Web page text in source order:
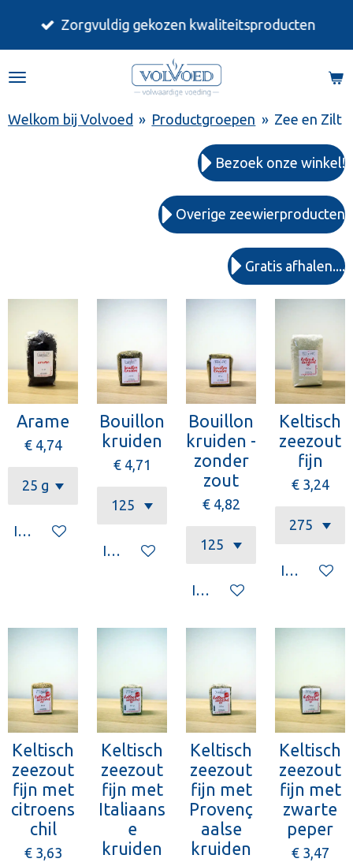
de
Zorgvuldig gekozen kwaliteitsproducten
Welkom bij Volvoed » Productgroepen » Zee en Zilt
Bezoek onze winkel!
Overige zeewierproducten
Gratis afhalen....
Arame
€ 4,74
In winkelwagen
Bouillon
kruiden
€ 4,71
In winkelwagen
Bouillon
kruiden -
zonder
zout
€ 4,82
In winkelwagen
Keltisch
zeezout
fijn
€ 3,24
In
Keltisch
zeezout
fijn met
citroens
chil
€ 3,63
Keltisch
zeezout
fijn met
Italiaans
e
kruiden
Keltisch
zeezout
fijn met
Provenç
aalse
kruiden
Keltisch
zeezout
fijn met
zwarte
peper
€ 3,47